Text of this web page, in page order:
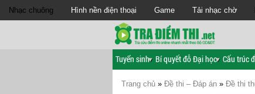
Nhạc chuông Hình nền điện thoại Game Tải nhạc chờ
Tuyển sinh Bí quyết đỗ Đại học Cấu trúc
Trang chủ » Đề thi – Đáp án » Đề thi